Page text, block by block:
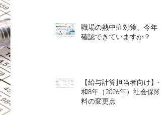
職場の熱中症対策、今年も
確認できていますか？
【給与計算担当者向け】令
和8年（2026年）社会保険
料の変更点